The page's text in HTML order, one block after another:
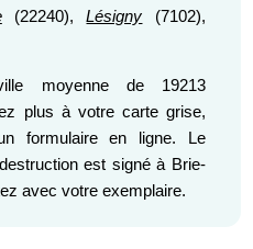
(22240),Lésigny (7102),
moyenne de 19213
plus à votre carte grise,
formulaire en ligne. Le
est signé à Brie-
avec votre exemplaire.